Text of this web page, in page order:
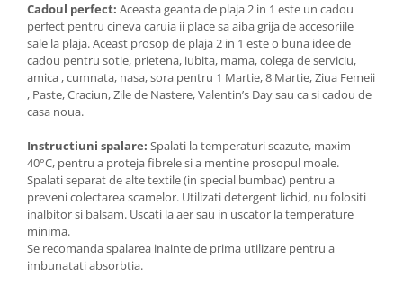
Cadoul perfect: Aceasta geanta de plaja 2 in 1 este un cadou
perfect pentru cineva caruia ii place sa aiba grija de accesoriile
sale la plaja. Aceast prosop de plaja 2 in 1 este o buna idee de
cadou pentru sotie, prietena, iubita, mama, colega de serviciu,
amica , cumnata, nasa, sora pentru 1 Martie, 8 Martie, Ziua Femeii
, Paste, Craciun, Zile de Nastere, Valentin’s Day sau ca si cadou de
casa noua.
Instructiuni spalare: Spalati la temperaturi scazute, maxim
40°C, pentru a proteja fibrele si a mentine prosopul moale.
Spalati separat de alte textile (in special bumbac) pentru a
preveni colectarea scamelor. Utilizati detergent lichid, nu folositi
inalbitor si balsam. Uscati la aer sau in uscator la temperature
minima.
Se recomanda spalarea inainte de prima utilizare pentru a
imbunatati absorbtia.